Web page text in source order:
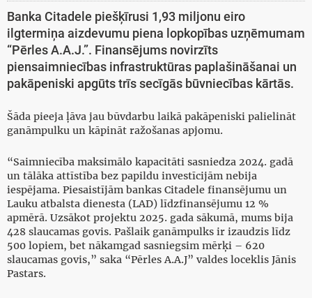
Banka Citadele piešķīrusi 1,93 miljonu eiro
ilgtermiņa aizdevumu piena lopkopības uzņēmumam
“Pērles A.A.J.”. Finansējums novirzīts
piensaimniecības infrastruktūras paplašināšanai un
pakāpeniski apgūts trīs secīgās būvniecības kārtās.
Šāda pieeja ļāva jau būvdarbu laikā pakāpeniski palielināt
ganāmpulku un kāpināt ražošanas apjomu.
“Saimniecība maksimālo kapacitāti sasniedza 2024. gadā
un tālāka attīstība bez papildu investīcijām nebija
iespējama. Piesaistījām bankas Citadele finansējumu un
Lauku atbalsta dienesta (LAD) līdzfinansējumu 12 %
apmērā. Uzsākot projektu 2025. gada sākumā, mums bija
428 slaucamas govis. Pašlaik ganāmpulks ir izaudzis līdz
500 lopiem, bet nākamgad sasniegsim mērķi – 620
slaucamas govis,” saka “Pērles A.A.J” valdes loceklis Jānis
Pastars.